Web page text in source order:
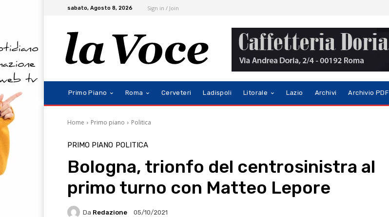
sabato, Agosto 8, 2026 Sign in / Join
Primo Piano Roma Cerveteri Ladispoli Litorale Lazio Archivi Archivio PDF
Home Primo piano Politica
PRIMO PIANO POLITICA
Bologna, trionfo del centrosinistra al
primo turno con Matteo Lepore
Da Redazione 05/10/2021